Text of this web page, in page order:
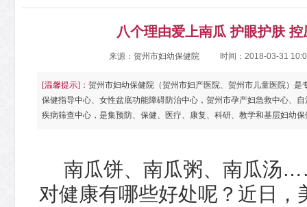
八个理由爱上南瓜 护眼护肤
来源：贺州市妇幼保健院 时间：2018-03-31
[温馨提示]：贺州市妇幼保健院（贺州市妇产医院、贺州市儿童医院）
保健指导中心、女性盆底功能障碍防治中心，贺州市孕产妇急救中心、
疾病筛查中心，是集预防、保健、医疗、康复、科研、教学和基层妇幼
南瓜饼、南瓜粥、南瓜汤
对健康有哪些好处呢？近日，